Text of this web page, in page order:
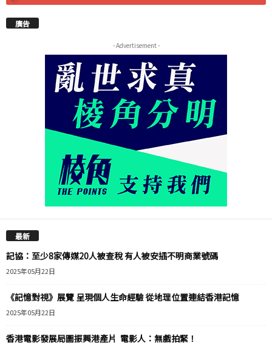
廣告
- Advertisement -
最新
記協：至少8家傳媒20人被查稅 有人被安插不明商業號碼
2025年05月22日
《記憶對視》展覽 呈現個人生命經驗 從地理位置連結香港記憶
2025年05月22日
香港電影發展局圖振興港產片 電影人：無戲拍緊！